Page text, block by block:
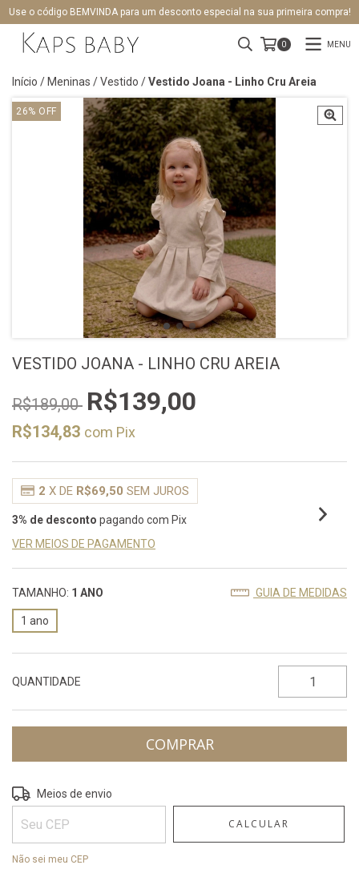
Use o código BEMVINDA para um desconto especial na sua primeira compra!
0 MENU
Início / Meninas /Vestido /Vestido Joana - Linho Cru Areia
26% OFF
VESTIDO JOANA - LINHO CRU AREIA
R$189,00 R$139,00
R$134,83 com Pix
2 X DE R$69,50 SEM JUROS
3% de desconto pagando com Pix
VER MEIOS DE PAGAMENTO
TAMANHO: 1 ANO GUIA DE MEDIDAS
1 ano
QUANTIDADE
Entregas para o CEP:
Meios de envio
CALCULAR
Não sei meu CEP